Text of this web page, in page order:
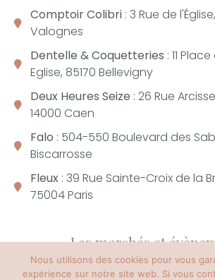
Comptoir Colibri: 3 Rue de
Valognes
Dentelle & Coquetteries : 11
Eglise, 85170 Bellevigny
Deux Heures Seize : 26 Rue
14000 Caen
Falo : 504-550 Boulevard des
Biscarrosse
Fleux: 39 Rue Sainte-Croix de la
75004 Paris
Les marchés et
Nous utilisons des cookies pour vous
expérience sur notre site web. Si vous